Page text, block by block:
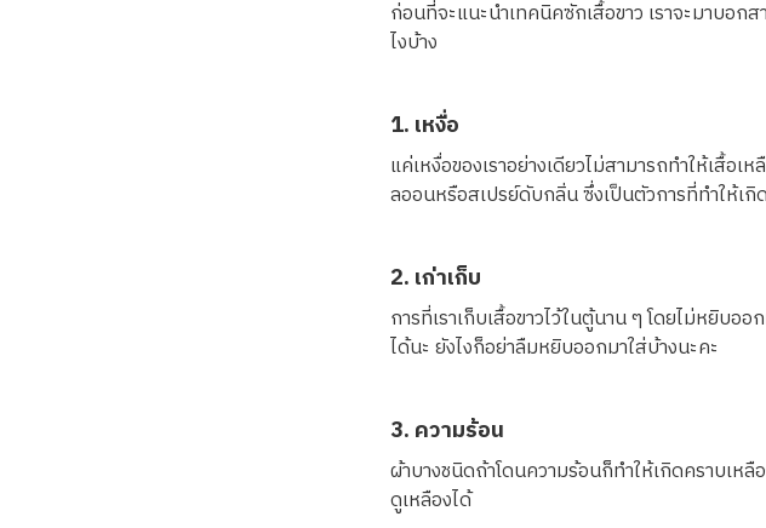
ก่อนที่จะแนะนำเทคนิคซักเสื้อขาว เราจะมาบอก
ไงบ้าง
1. เหงื่อ
แค่เหงื่อของเราอย่างเดียวไม่สามารถทำให้เสื้อเ
ลออนหรือสเปรย์ดับกลิ่น ซึ่งเป็นตัวการที่ทำให้เกิ
2. เก่าเก็บ
การที่เราเก็บเสื้อขาวไว้ในตู้นาน ๆ โดยไม่หยิบอ
ได้นะ ยังไงก็อย่าลืมหยิบออกมาใส่บ้างนะคะ
3. ความร้อน
ผ้าบางชนิดถ้าโดนความร้อนก็ทำให้เกิดคราบเหลื
ดูเหลืองได้